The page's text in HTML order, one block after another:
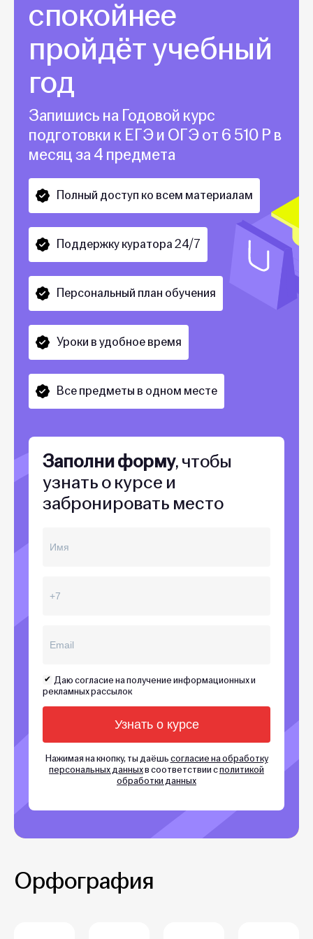
спокойнее
пройдёт учебный
год
Запишись на Годовой курс
подготовки к ЕГЭ и ОГЭ от 6 510 Р в
месяц за 4 предмета
Полный доступ ко всем материалам
Поддержку куратора 24/7
Персональный план обучения
Уроки в удобное время
Все предметы в одном месте
Заполни форму, чтобы
узнать о курсе и
забронировать место
Даю согласие на получение информационных и
рекламных рассылок
Нажимая на кнопку, ты даёшьсогласие на обработку
персональных данныхв соответствии сполитикой
обработки данных
Орфография